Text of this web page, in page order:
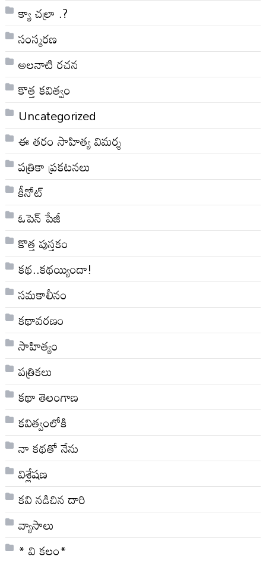
క్యా చల్రా .?
సంస్మరణ
అలనాటి రచన
కొత్త కవిత్వం
Uncategorized
ఈ తరం సాహిత్య విమర్శ
పత్రికా ప్రకటనలు
కీనోట్
ఓపెన్ పేజీ
కొత్త పుస్తకం
కథ..కథయ్యిందా!
సమకాలీనం
కథావరణం
సాహిత్యం
పత్రికలు
కథా తెలంగాణ
కవిత్వంలోకి
నా క‌థ‌తో నేను
విశ్లేషణ
కవి నడిచిన దారి
వ్యాసాలు
* వి క‌లం*